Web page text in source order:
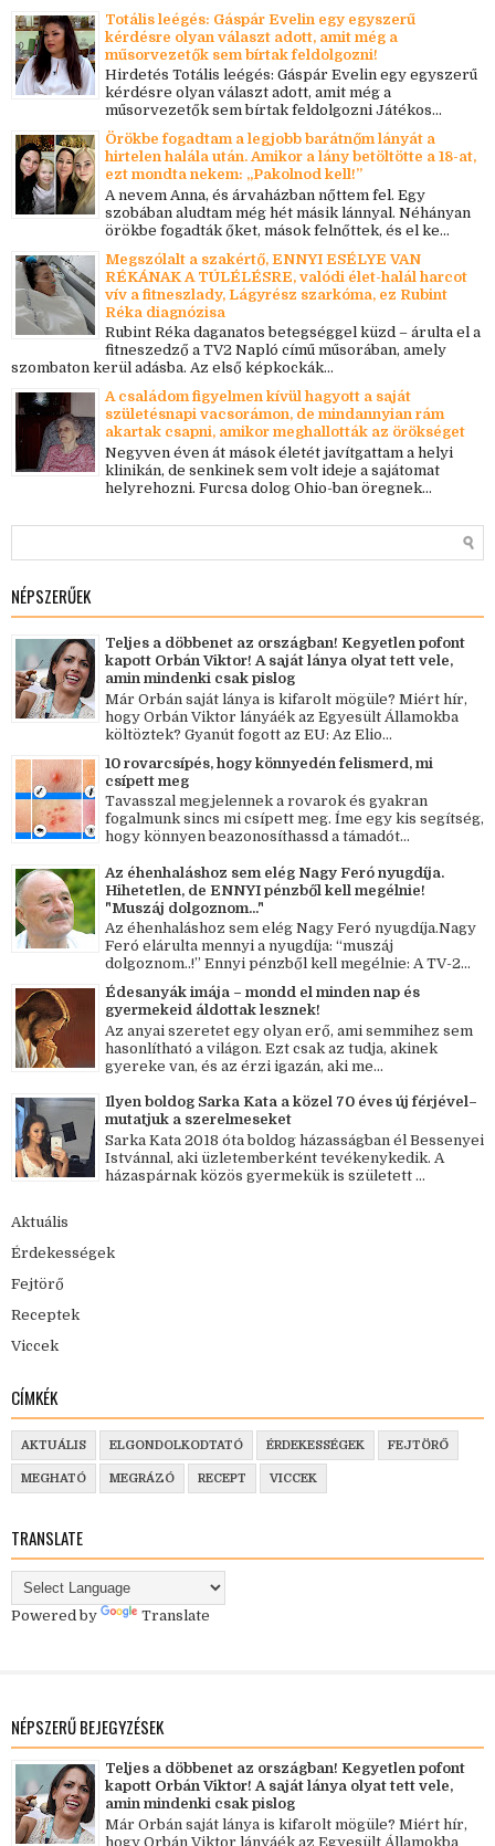
Totális leégés: Gáspár Evelin egy egyszerű
kérdésre olyan választ adott, amit még a
műsorvezetők sem bírtak feldolgozni!
Hirdetés Totális leégés: Gáspár Evelin egy egyszerű
kérdésre olyan választ adott, amit még a
műsorvezetők sem bírtak feldolgozni Játékos...
Örökbe fogadtam a legjobb barátnőm lányát a
hirtelen halála után. Amikor a lány betöltötte a 18-at,
ezt mondta nekem: „Pakolnod kell!”
A nevem Anna, és árvaházban nőttem fel. Egy
szobában aludtam még hét másik lánnyal. Néhányan
örökbe fogadták őket, mások felnőttek, és el ke...
Megszólalt a szakértő, ENNYI ESÉLYE VAN
RÉKÁNAK A TÚLÉLÉSRE, valódi élet-halál harcot
vív a fitneszlady, Lágyrész szarkóma, ez Rubint
Réka diagnózisa
Rubint Réka daganatos betegséggel küzd – árulta el a
fitneszedző a TV2 Napló című műsorában, amely
szombaton kerül adásba. Az első képkockák...
A családom figyelmen kívül hagyott a saját
születésnapi vacsorámon, de mindannyian rám
akartak csapni, amikor meghallották az örökséget
Negyven éven át mások életét javítgattam a helyi
klinikán, de senkinek sem volt ideje a sajátomat
helyrehozni. Furcsa dolog Ohio-ban öregnek...
NÉPSZERŰEK
Teljes a döbbenet az országban! Kegyetlen pofont
kapott Orbán Viktor! A saját lánya olyat tett vele,
amin mindenki csak pislog
Már Orbán saját lánya is kifarolt mögüle? Miért hír,
hogy Orbán Viktor lányáék az Egyesült Államokba
költöztek? Gyanút fogott az EU: Az Elio...
10 rovarcsípés, hogy könnyedén felismerd, mi
csípett meg
Tavasszal megjelennek a rovarok és gyakran
fogalmunk sincs mi csípett meg. Íme egy kis segítség,
hogy könnyen beazonosíthassd a támadót...
Az éhenhaláshoz sem elég Nagy Feró nyugdíja.
Hihetetlen, de ENNYI pénzből kell megélnie!
"Muszáj dolgoznom..."
Az éhenhaláshoz sem elég Nagy Feró nyugdíja.Nagy
Feró elárulta mennyi a nyugdíja: “muszáj
dolgoznom..!” Ennyi pénzből kell megélnie: A TV-2...
Édesanyák imája – mondd el minden nap és
gyermekeid áldottak lesznek!
Az anyai szeretet egy olyan erő, ami semmihez sem
hasonlítható a világon. Ezt csak az tudja, akinek
gyereke van, és az érzi igazán, aki me...
Ilyen boldog Sarka Kata a közel 70 éves új férjével–
mutatjuk a szerelmeseket
Sarka Kata 2018 óta boldog házasságban él Bessenyei
Istvánnal, aki üzletemberként tevékenykedik. A
házaspárnak közös gyermekük is született ...
Aktuális
Érdekességek
Fejtörő
Receptek
Viccek
CÍMKÉK
AKTUÁLIS ELGONDOLKODTATÓ ÉRDEKESSÉGEK FEJTÖRŐ
MEGHATÓ MEGRÁZÓ RECEPT VICCEK
TRANSLATE
Powered by Translate
NÉPSZERŰ BEJEGYZÉSEK
Teljes a döbbenet az országban! Kegyetlen pofont
kapott Orbán Viktor! A saját lánya olyat tett vele,
amin mindenki csak pislog
Már Orbán saját lánya is kifarolt mögüle? Miért hír,
hogy Orbán Viktor lányáék az Egyesült Államokba